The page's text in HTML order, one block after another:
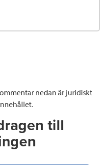
nedan är juridiskt
till